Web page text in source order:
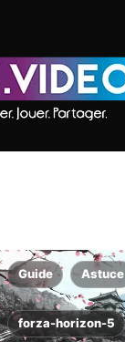
Guide Astuce
forza-horizon-5